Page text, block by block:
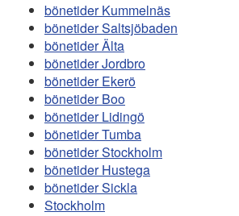
bönetider Kummelnäs
bönetider Saltsjöbaden
bönetider Älta
bönetider Jordbro
bönetider Ekerö
bönetider Boo
bönetider Lidingö
bönetider Tumba
bönetider Stockholm
bönetider Hustega
bönetider Sickla
Stockholm